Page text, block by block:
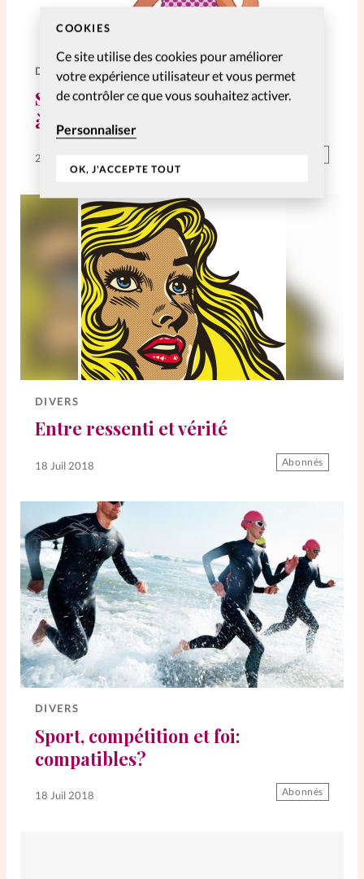
COOKIES
Ce site utilise des cookies pour améliorer
votre expérience utilisateur et vous permet
de contrôler ce que vous souhaitez activer.
Personnaliser
OK, J'ACCEPTE TOUT
DIVERS
Si(x) simple: Non, je ne reporte pas
à demain!
25 Juil 2018
DIVERS
Entre ressenti et vérité
18 Juil 2018 Abonnés
DIVERS
Sport, compétition et foi:
compatibles?
18 Juil 2018 Abonnés